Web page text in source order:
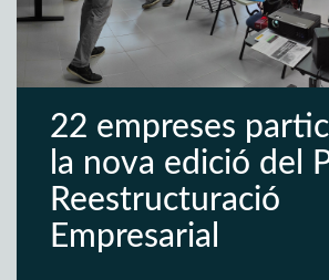
22 empreses
la nova edició del
Reestructuració
Empresarial